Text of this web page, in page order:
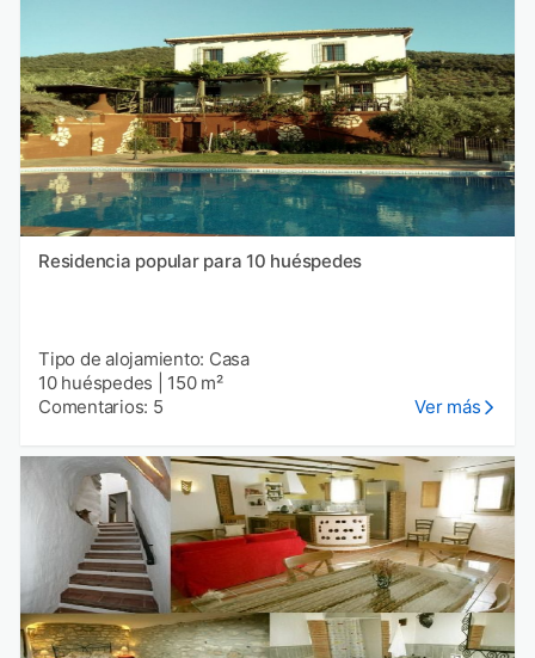
Residencia popular para 10 huéspedes
Tipo de alojamiento: Casa
10 huéspedes
150 m²
Comentarios: 5
Ver más